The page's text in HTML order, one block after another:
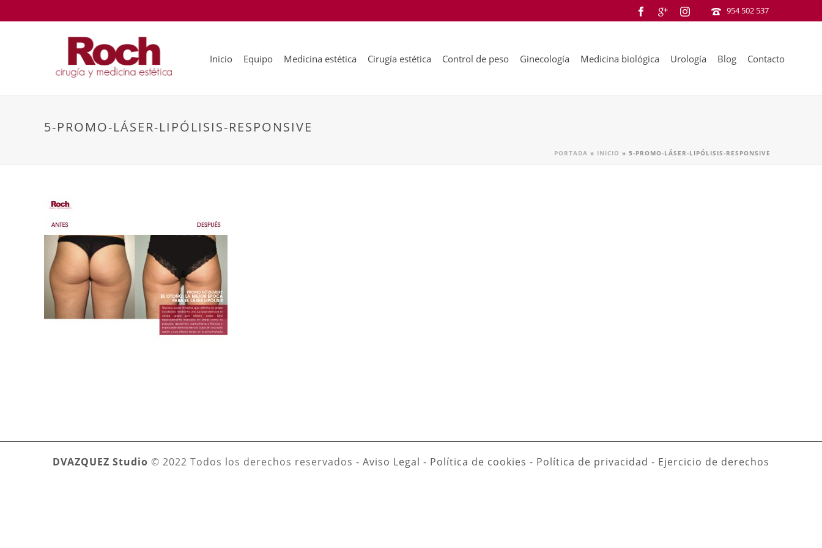
954 502 537
Inicio Equipo Medicina estética Cirugía estética Control de peso Ginecología Medicina biológica Urología Blog Contacto
5-PROMO-LÁSER-LIPÓLISIS-RESPONSIVE
PORTADA » INICIO » 5-PROMO-LÁSER-LIPÓLISIS-RESPONSIVE
DVAZQUEZ Studio © 2022 Todos los derechos reservados - Aviso Legal - Política de cookies - Política de privacidad - Ejercicio de derechos